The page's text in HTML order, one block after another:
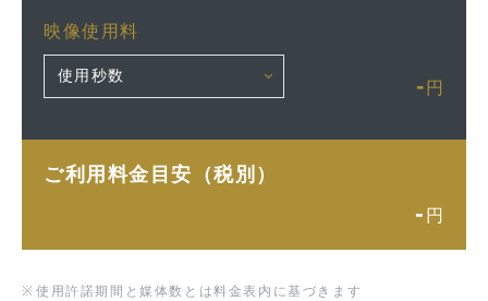
映像使用料
- 円
ご利用料金目安（税別）
- 円
※ 使用許諾期間と媒体数とは料金表内に基づきます